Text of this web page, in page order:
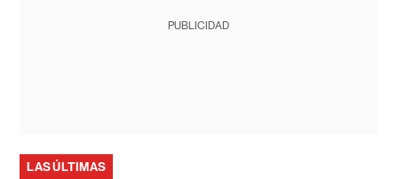
PUBLICIDAD
LAS ÚLTIMAS